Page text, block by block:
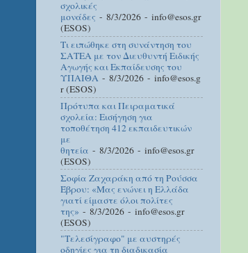
σχολικές
μονάδες - 8/3/2026 - info@esos.gr
(ESOS)
Τι ειπώθηκε στη συνάντηση του
ΣΑΤΕΑ με τον Διευθυντή Ειδικής
Αγωγής και Εκπαίδευσης του
ΥΠΑΙΘΑ - 8/3/2026 - info@esos.g
r (ESOS)
Πρότυπα και Πειραματικά
σχολεία: Εισήγηση για
τοποθέτηση 412 εκπαιδευτικών
με
θητεία - 8/3/2026 - info@esos.gr
(ESOS)
Σοφία Ζαχαράκη από τη Ρούσσα
Έβρου: «Μας ενώνει η Ελλάδα
γιατί είμαστε όλοι πολίτες
της» - 8/3/2026 - info@esos.gr
(ESOS)
"Τελεσίγραφο" με αυστηρές
οδηγίες για τη διαδικασία